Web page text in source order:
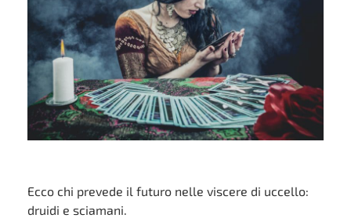
Ecco chi prevede il futuro nelle viscere di uccello:
druidi e sciamani.